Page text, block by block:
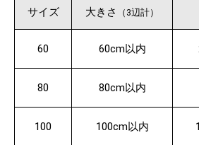
サイズ 大きさ （3辺計）
60 60cm以内
80 80cm以内
100 100cm以内